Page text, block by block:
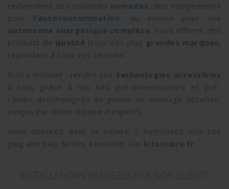
recherchiez des solutions nomades , des équipements
pour l’autoconsommation , ou encore pour une
autonomie énergétique complète , nous offrons des
produits de qualité issus des plus grandes marques,
répondant à tous vos besoins.
Notre mission : rendre ces technologies accessibles
à tous grâce à nos kits pré-dimensionnés et pré-
câblés, accompagnés de guides de montage détaillés,
conçus par notre équipe d’experts.
Vous débutez dans le solaire ? Retrouvez nos kits
plug and play faciles à installer sur kitsolaire.fr
INSTALLATIONS RÉALISÉES PAR NOS CLIENTS